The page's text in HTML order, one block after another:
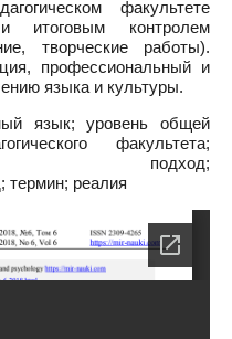
факультете
итоговым контролем
творческие работы).
профессиональный и
языка и культуры.
язык; уровень общей
факультета;
подход;
термин; реалия